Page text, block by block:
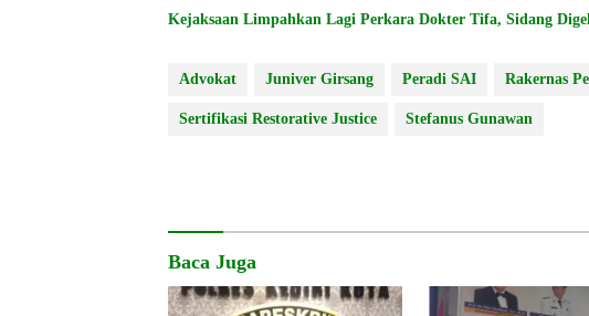
Kejaksaan Limpahkan Lagi Perkara Dokter Tifa, Sidang
Advokat Juniver Girsang Peradi SAI Rakernas
Sertifikasi Restorative Justice Stefanus Gunawan
Baca Juga